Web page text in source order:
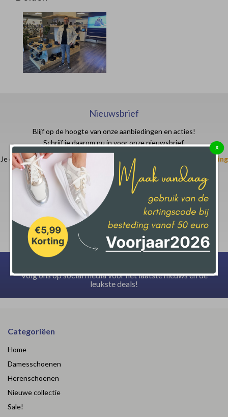
Nieuwsbrief
Blijf op de hoogte van onze aanbiedingen en acties!
Schrijf je daarom nu in voor onze nieuwsbrief.
Je ontvangt in je email- of spam box een code waarmee je
€ 10,- korting
krijgt op jouw aankoop.
Deze actie geld bij een minimale afname van € 50,-
Volg ons op social media voor het laatste nieuws en de
leukste deals!
Categoriëen
Home
Damesschoenen
Herenschoenen
Nieuwe collectie
Sale!
X